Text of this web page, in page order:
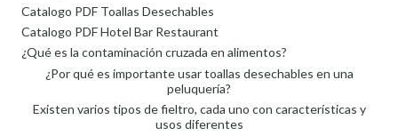
Catalogo PDF Toallas Desechables
Catalogo PDF Hotel Bar Restaurant
¿Qué es la contaminación cruzada en alimentos?
¿Por qué es importante usar toallas desechables en una
peluquería?
Existen varios tipos de fieltro, cada uno con características y
usos diferentes